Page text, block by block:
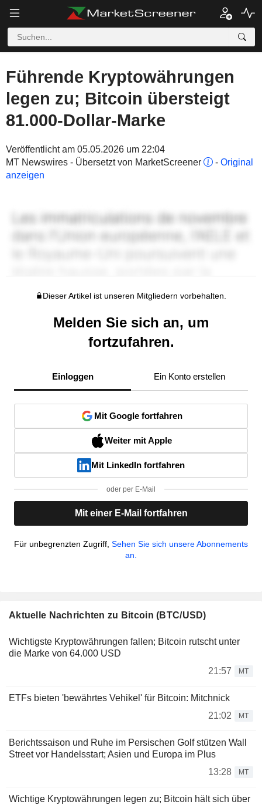
Führende Kryptowährungen
legen zu; Bitcoin übersteigt
81.000-Dollar-Marke
Veröffentlicht am 05.05.2026 um 22:04
MT Newswires - Übersetzt von MarketScreener
- Original
anzeigen
Dieser Artikel ist unseren Mitgliedern vorbehalten.
Melden Sie sich an, um
fortzufahren.
Einloggen Ein Konto erstellen
Mit Google fortfahren
Weiter mit Apple
Mit LinkedIn fortfahren
oder per E-Mail
Mit einer E-Mail fortfahren
Für unbegrenzten Zugriff, Sehen Sie sich unsere Abonnements
an.
Aktuelle Nachrichten zu Bitcoin (BTC/USD)
Wichtigste Kryptowährungen fallen; Bitcoin rutscht unter
die Marke von 64.000 USD
21:57
MT
ETFs bieten 'bewährtes Vehikel' für Bitcoin: Mitchnick
21:02
MT
Berichtssaison und Ruhe im Persischen Golf stützen Wall
Street vor Handelsstart; Asien und Europa im Plus
13:28
MT
Wichtige Kryptowährungen legen zu; Bitcoin hält sich über